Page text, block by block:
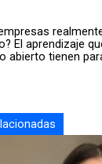
El aprendizaje
abierto tienen